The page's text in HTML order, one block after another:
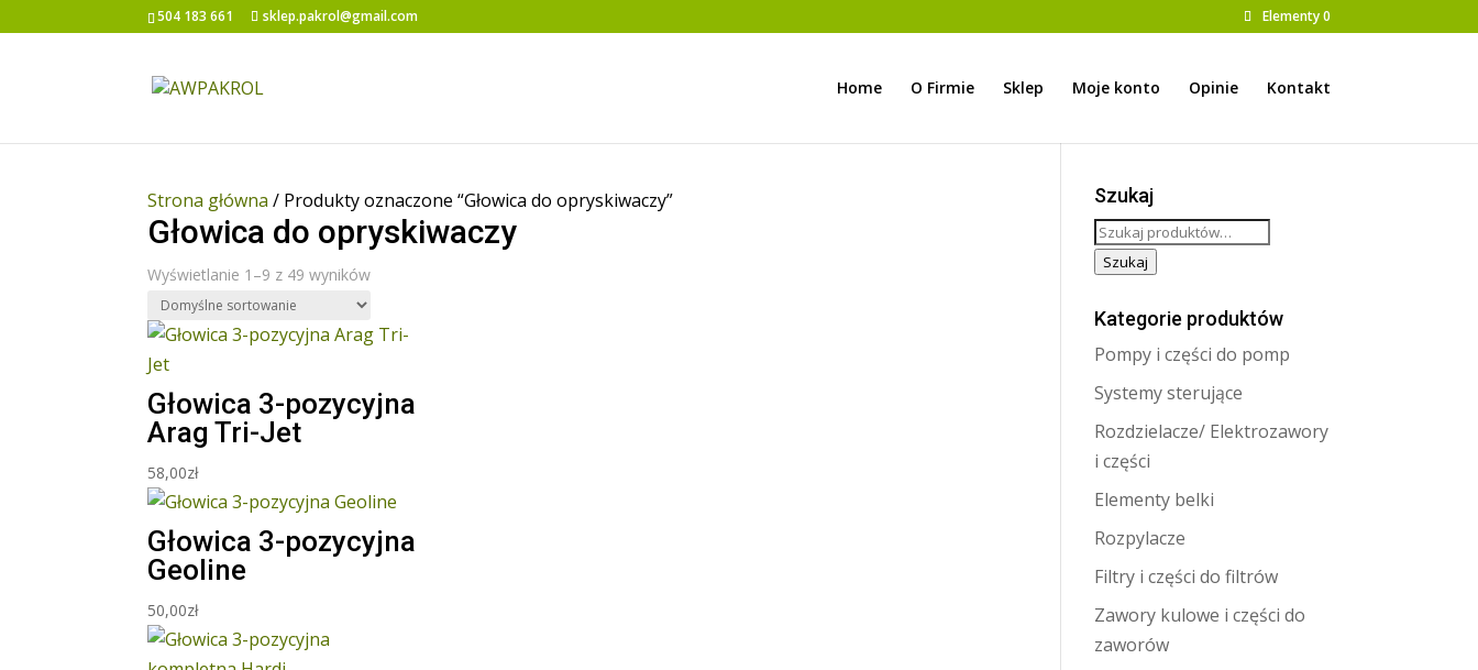
504 183 661 sklep.pakrol@gmail.com Elementy 0
Home O Firmie Sklep Moje konto Opinie Kontakt
Strona główna / Produkty oznaczone “Głowica do opryskiwaczy”
Głowica do opryskiwaczy
Wyświetlanie 1–9 z 49 wyników
Głowica 3-pozycyjna
Arag Tri-Jet
58,00zł
Głowica 3-pozycyjna
Geoline
50,00zł
Szukaj
Szukaj:
Szukaj
Kategorie produktów
Pompy i części do pomp
Systemy sterujące
Rozdzielacze/ Elektrozawory
i części
Elementy belki
Rozpylacze
Filtry i części do filtrów
Zawory kulowe i części do
zaworów